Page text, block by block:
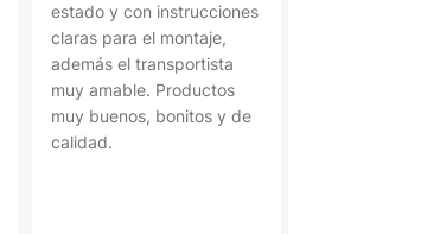
estado y con instrucciones
claras para el montaje,
además el transportista
muy amable. Productos
muy buenos, bonitos y de
calidad.